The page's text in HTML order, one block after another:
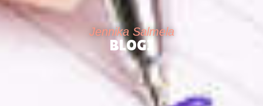
Jennika Salmela
BLOGI